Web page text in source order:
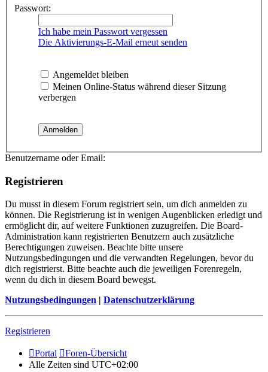
Passwort:
Ich habe mein Passwort vergessen
Die Aktivierungs-E-Mail erneut senden
Angemeldet bleiben
Meinen Online-Status während dieser Sitzung
verbergen
Benutzername oder Email:
Registrieren
Du musst in diesem Forum registriert sein, um dich anmelden zu
können. Die Registrierung ist in wenigen Augenblicken erledigt und
ermöglicht dir, auf weitere Funktionen zuzugreifen. Die Board-
Administration kann registrierten Benutzern auch zusätzliche
Berechtigungen zuweisen. Beachte bitte unsere
Nutzungsbedingungen und die verwandten Regelungen, bevor du
dich registrierst. Bitte beachte auch die jeweiligen Forenregeln,
wenn du dich in diesem Board bewegst.
Nutzungsbedingungen
Datenschutzerklärung
Registrieren
Portal
Foren-Übersicht
Alle Zeiten sind UTC+02:00